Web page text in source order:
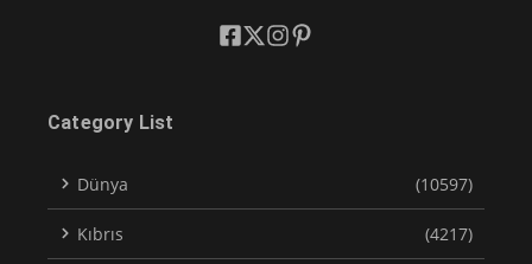
Category List
Dünya (10597)
Kıbrıs (4217)